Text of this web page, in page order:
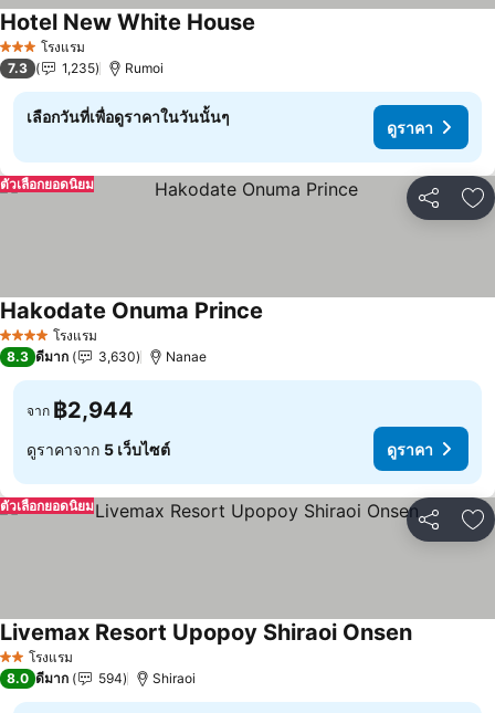
3 ดาว โรงแรม
Hotel New White House
7.3 1,235 Rumoi
เลือกวันที่เพื่อดูราคาในวันนั้นๆ
ดูราคา
แชร์ เ
ตัวเลือกยอดนิยม
4 ดาว โรงแรม
Hakodate Onuma Prince
8.3 ดีมาก 3,630 Nanae
จาก ฿2,944
ดูราคาจาก 5 เว็บไซต์ ดูราคา
แชร์ เ
ตัวเลือกยอดนิยม
2 ดาวโรงแรม
Livemax Resort Upopoy Shiraoi Onsenดูราคา
8.0 ดีมาก 594 Shiraoi